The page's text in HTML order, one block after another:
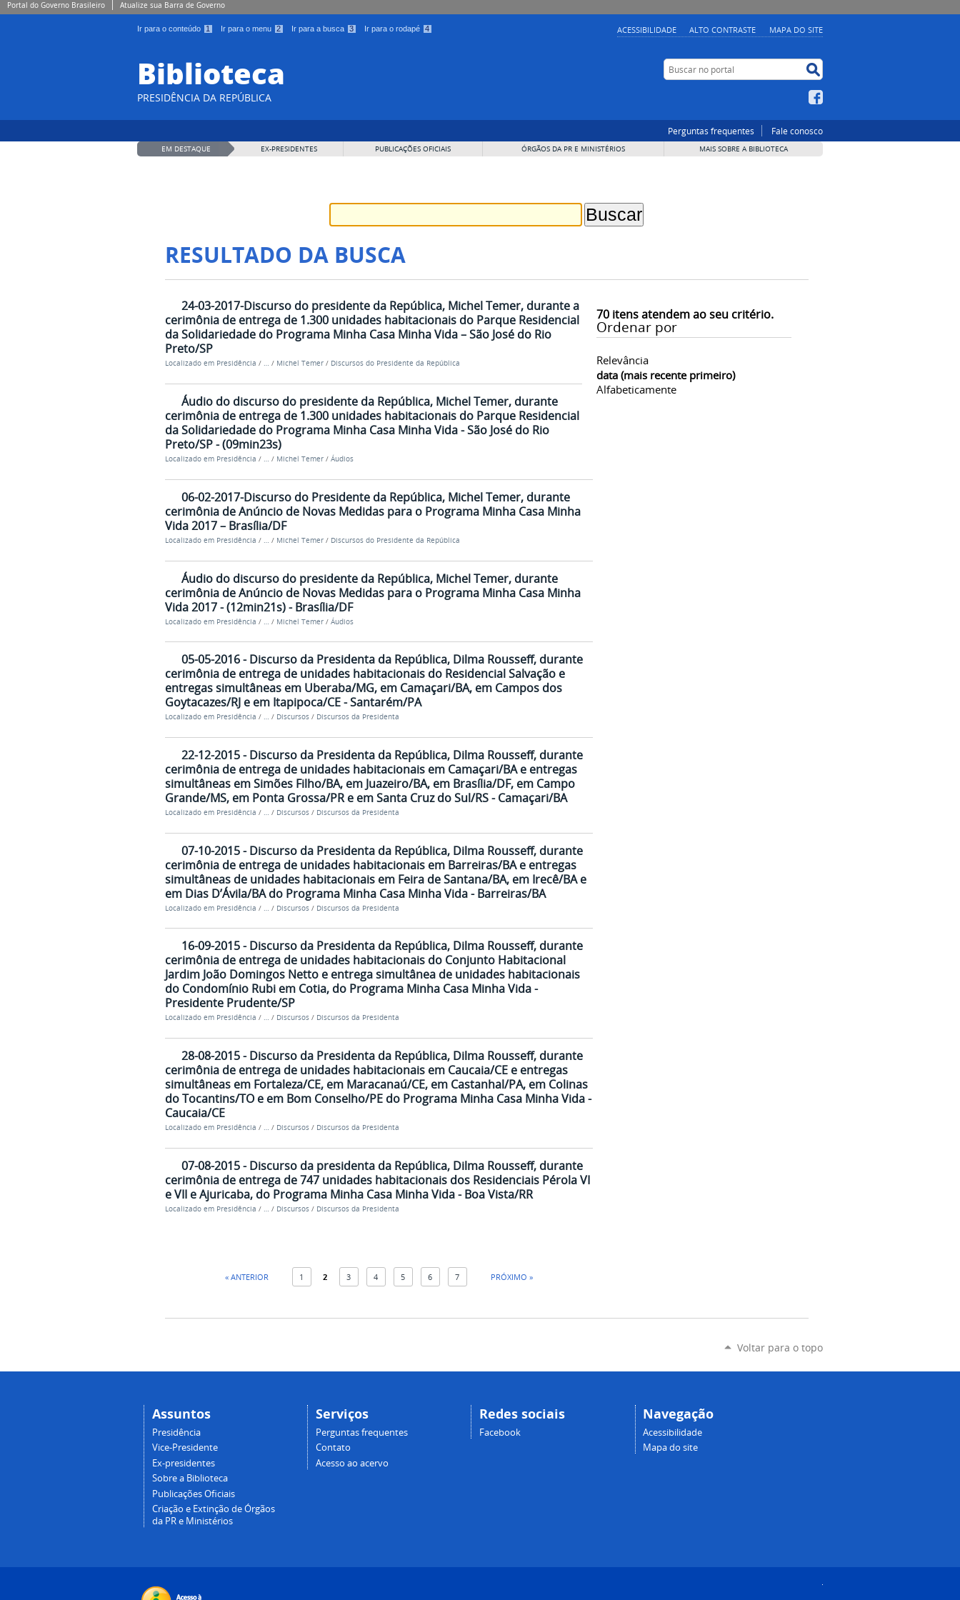
Portal do Governo Brasileiro Atualize sua Barra de Governo
Ir para o conteúdo 1 Ir para o menu 2 Ir para a busca 3 Ir para o rodapé 4 ACESSIBILIDADE ALTO CONTRASTE MAPA DO SITE
Biblioteca
PRESIDÊNCIA DA REPÚBLICA
Buscar no portal
Perguntas frequentes Fale conosco
EM DESTAQUE EX-PRESIDENTES PUBLICAÇÕES OFICIAIS ÓRGÃOS DA PR E MINISTÉRIOS MAIS SOBRE A BIBLIOTECA
RESULTADO DA BUSCA
70itens atendem ao seu critério.
Ordenar por
Relevância
data (mais recente primeiro)
Alfabeticamente
24-03-2017-Discurso do presidente da República, Michel Temer, durante a
cerimônia de entrega de 1.300 unidades habitacionais do Parque Residencial
da Solidariedade do Programa Minha Casa Minha Vida – São José do Rio
Preto/SP
Localizado em Presidência / … / Michel Temer / Discursos do Presidente da República
Áudio do discurso do presidente da República, Michel Temer, durante
cerimônia de entrega de 1.300 unidades habitacionais do Parque Residencial
da Solidariedade do Programa Minha Casa Minha Vida - São José do Rio
Preto/SP - (09min23s)
Localizado em Presidência / … / Michel Temer / Áudios
06-02-2017-Discurso do Presidente da República, Michel Temer, durante
cerimônia de Anúncio de Novas Medidas para o Programa Minha Casa Minha
Vida 2017 – Brasília/DF
Localizado em Presidência / … / Michel Temer / Discursos do Presidente da República
Áudio do discurso do presidente da República, Michel Temer, durante
cerimônia de Anúncio de Novas Medidas para o Programa Minha Casa Minha
Vida 2017 - (12min21s) - Brasília/DF
Localizado em Presidência / / Michel Temer / Áudios
05-05-2016 - Discurso da Presidenta da República, Dilma Rousseff, durante
cerimônia de entrega de unidades habitacionais do Residencial Salvação e
entregas simultâneas em Uberaba/MG, em Camaçari/BA, em Campos dos
Goytacazes/RJ e em Itapipoca/CE - Santarém/PA
Localizado em Presidência / … / Discursos / Discursos da Presidenta
22-12-2015 - Discurso da Presidenta da República, Dilma Rousseff, durante
cerimônia de entrega de unidades habitacionais em Camaçari/BA e entregas
simultâneas em Simões Filho/BA, em Juazeiro/BA, em Brasília/DF, em Campo
Grande/MS, em Ponta Grossa/PR e em Santa Cruz do Sul/RS - Camaçari/BA
Localizado em Presidência / … / Discursos / Discursos da Presidenta
07-10-2015 - Discurso da Presidenta da República, Dilma Rousseff, durante
cerimônia de entrega de unidades habitacionais em Barreiras/BA e entregas
simultâneas de unidades habitacionais em Feira de Santana/BA, em Irecê/BA e
em Dias D’Ávila/BA do Programa Minha Casa Minha Vida - Barreiras/BA
Localizado em Presidência / … / Discursos / Discursos da Presidenta
16-09-2015 - Discurso da Presidenta da República, Dilma Rousseff, durante
cerimônia de entrega de unidades habitacionais do Conjunto Habitacional
Jardim João Domingos Netto e entrega simultânea de unidades habitacionais
do Condomínio Rubi em Cotia, do Programa Minha Casa Minha Vida -
Presidente Prudente/SP
Localizado em Presidência / … / Discursos / Discursos da Presidenta
28-08-2015 - Discurso da Presidenta da República, Dilma Rousseff, durante
cerimônia de entrega de unidades habitacionais em Caucaia/CE e entregas
simultâneas em Fortaleza/CE, em Maracanaú/CE, em Castanhal/PA, em Colinas
do Tocantins/TO e em Bom Conselho/PE do Programa Minha Casa Minha Vida -
Caucaia/CE
Localizado em Presidência / … / Discursos / Discursos da Presidenta
07-08-2015 - Discurso da presidenta da República, Dilma Rousseff, durante
cerimônia de entrega de 747 unidades habitacionais dos Residenciais Pérola VI
e VII e Ajuricaba, do Programa Minha Casa Minha Vida - Boa Vista/RR
Localizado em Presidência / … / Discursos / Discursos da Presidenta
« ANTERIOR 1 2 3 4 5 6 7 PRÓXIMO »
Voltar para o topo
Assuntos
Presidência
Vice-Presidente
Ex-presidentes
Sobre a Biblioteca
Publicações Oficiais
Criação e Extinção de Órgãos
da PR e Ministérios
Serviços
Perguntas frequentes
Contato
Acesso ao acervo
Redes sociais
Facebook
Navegação
Acessibilidade
Mapa do site